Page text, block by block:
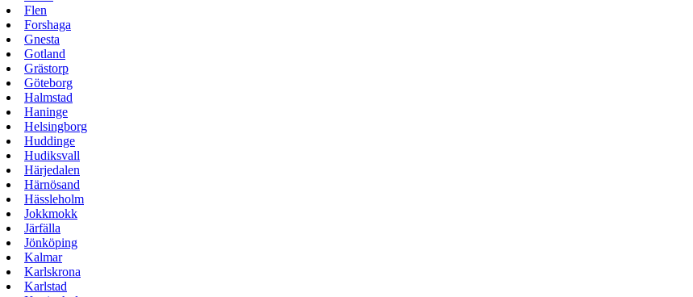
Flen
Forshaga
Gnesta
Gotland
Grästorp
Göteborg
Halmstad
Haninge
Helsingborg
Huddinge
Hudiksvall
Härjedalen
Härnösand
Hässleholm
Jokkmokk
Järfälla
Jönköping
Kalmar
Karlskrona
Karlstad